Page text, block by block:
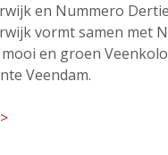
en Nummero
vormt samen met
en groen
Veendam.